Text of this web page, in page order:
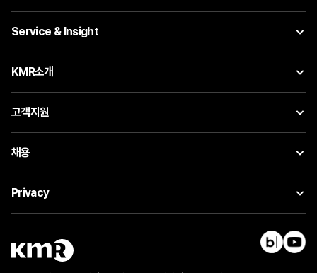
Service & Insight
KMR소개
고객지원
채용
Privacy